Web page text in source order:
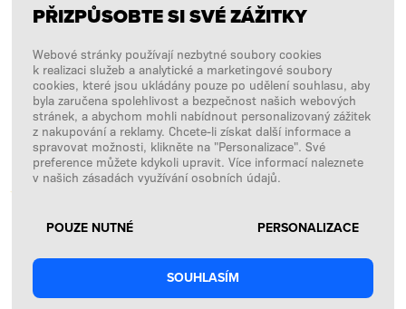
Facebook
Instagram
Copyright © 2026SFD S. A.
PLATBY ZPRACOVÁVÁ
PŘIZPŮSOBTE SI SVÉ ZÁŽITKY
Webové stránky používají nezbytné soubory cookies
k realizaci služeb a analytické a marketingové soubory
cookies, které jsou ukládány pouze po udělení souhlasu, aby
byla zaručena spolehlivost a bezpečnost našich webových
stránek, a abychom mohli nabídnout personalizovaný zážitek
z nakupování a reklamy. Chcete-li získat další informace a
spravovat možnosti, klikněte na "Personalizace". Své
preference můžete kdykoli upravit. Více informací naleznete
v našich zásadách využívání osobních údajů.
POUZE NUTNÉ PERSONALIZACE
SOUHLASÍM